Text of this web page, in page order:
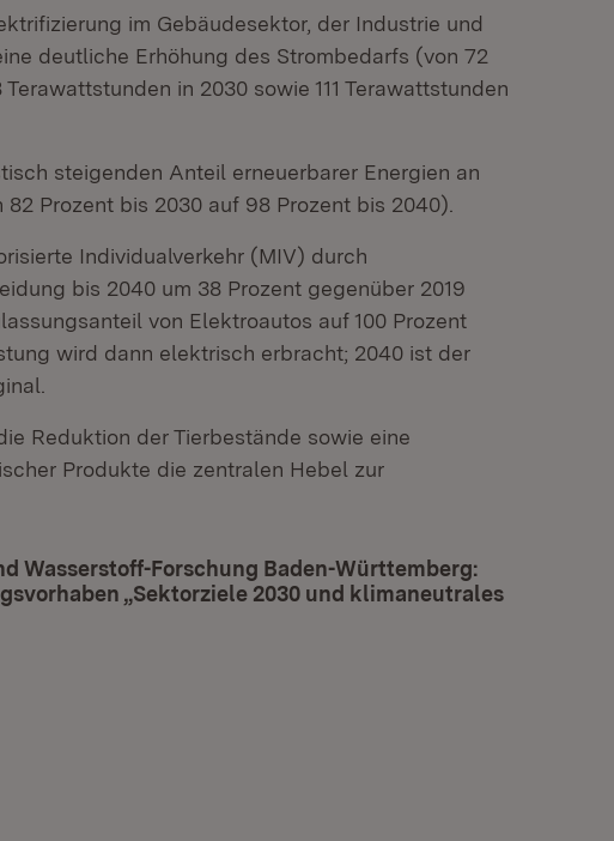
im Gebäudesektor, der Industrie und
deutliche Erhöhung des Strombedarfs (von 72
in 2030 sowie 111 Terawattstunden
steigenden Anteil erneuerbarer Energien an
Prozent bis 2030 auf 98 Prozent bis 2040).
Individualverkehr (MIV) durch
bis 2040 um 38 Prozent gegenüber 2019
von Elektroautos auf 100 Prozent
wird dann elektrisch erbracht; 2040 ist der
Reduktion der Tierbestände sowie eine
Produkte die zentralen Hebel zur
Wasserstoff-Forschung Baden-Württemberg:
„Sektorziele 2030 und klimaneutrales